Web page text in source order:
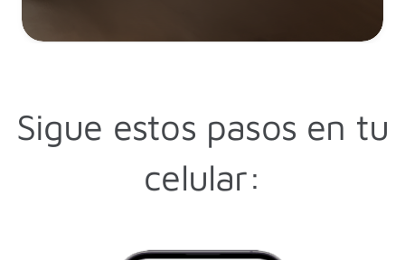
Sigue estos pasos en tu
celular:​